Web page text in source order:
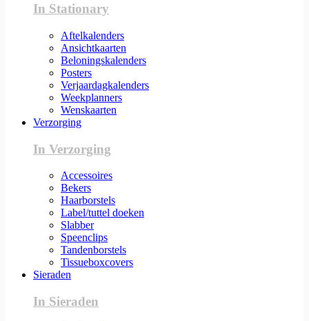
In Stationary
Aftelkalenders
Ansichtkaarten
Beloningskalenders
Posters
Verjaardagkalenders
Weekplanners
Wenskaarten
Verzorging
In Verzorging
Accessoires
Bekers
Haarborstels
Label/tuttel doeken
Slabber
Speenclips
Tandenborstels
Tissueboxcovers
Sieraden
In Sieraden